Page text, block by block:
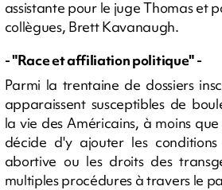
assistante pour le juge Thomas et
collègues, Brett Kavanaugh.
- "Race et affiliation politique" -
Parmi la trentaine de dossiers
apparaissent susceptibles de
la vie des Américains, à moins
décide d'y ajouter les
abortive ou les droits des
multiples procédures à travers le